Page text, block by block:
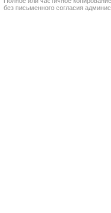
без письменного согласия